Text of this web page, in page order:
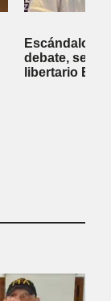
Escándalo
debate, se
libertario